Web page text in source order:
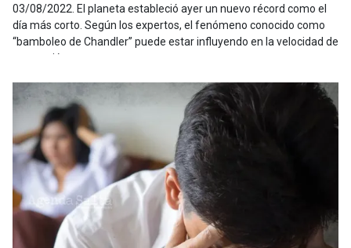
03/08/2022 El planeta estableció ayer un nuevo récord como el
día más corto. Según los expertos, el fenómeno conocido como
“bamboleo de Chandler” puede estar influyendo en la velocidad de
su rotación